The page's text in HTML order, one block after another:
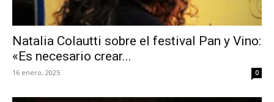
Natalia Colautti sobre el festival Pan y Vino:
«Es necesario crear...
16 enero, 2025 0